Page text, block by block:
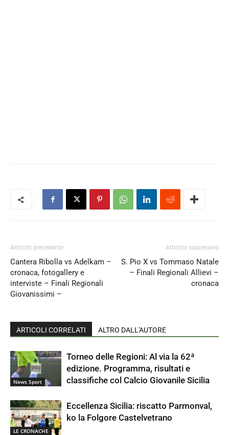
Articolo precedente
Cantera Ribolla vs Adelkam –
cronaca, fotogallery e
interviste – Finali Regionali
Giovanissimi –
Articolo successivo
S. Pio X vs Tommaso Natale
– Finali Regionali Allievi –
cronaca
ARTICOLI CORRELATI ALTRO DALL'AUTORE
News Sport
Torneo delle Regioni: Al via la 62ª
edizione. Programma, risultati e
classifiche col Calcio Giovanile Sicilia
LE CRONACHE
Eccellenza Sicilia: riscatto Parmonval,
ko la Folgore Castelvetrano